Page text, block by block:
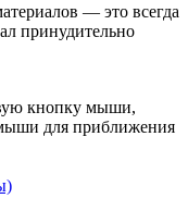
— это всегда
принудительно
кнопку мыши,
для приближения